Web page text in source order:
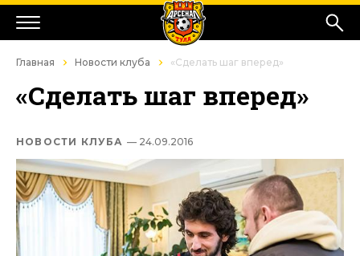
Главная Новости клуба «Сделать шаг вперед»
«Сделать шаг вперед»
НОВОСТИ КЛУБА — 24.09.2016